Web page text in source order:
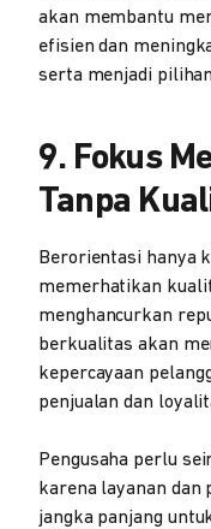
akan membantu
efisien dan
serta menjadi
9. Fokus
Tanpa
Berorientasi hanya
memerhatikan
menghancurkan
berkualitas akan
kepercayaan
penjualan dan
Pengusaha perlu
karena layanan dan
jangka panjang